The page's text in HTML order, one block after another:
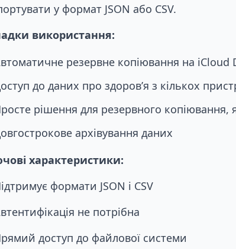
у формат JSON або CSV.
використання:
резервне копіювання на iCloud
до даних про здоров’я з кількох
рішення для резервного копіювання,
архівування даних
характеристики:
формати JSON і CSV
не потрібна
доступ до файлової системи